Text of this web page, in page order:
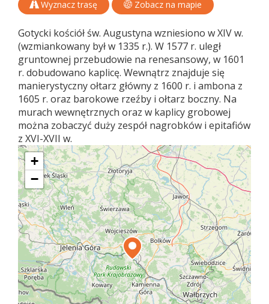
Wyznacz trasę Zobacz na mapie
Gotycki kościół św. Augustyna wzniesiono w XIV w.
(wzmiankowany był w 1335 r.). W 1577 r. uległ
gruntownej przebudowie na renesansowy, w 1601
r. dobudowano kaplicę. Wewnątrz znajduje się
manierystyczny ołtarz główny z 1600 r. i ambona z
1605 r. oraz barokowe rzeźby i ołtarz boczny. Na
murach wewnętrznych oraz w kaplicy grobowej
można zobaczyć duży zespół nagrobków i epitafiów
z XVI-XVII w.
+
−